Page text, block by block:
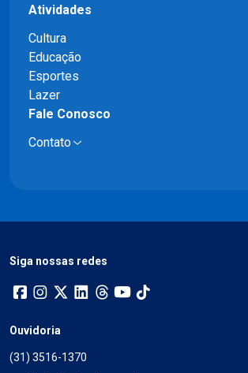
Atividades
Cultura
Educação
Esportes
Lazer
Fale Conosco
Contato
Siga nossas redes
Ouvidoria
(31) 3516-1370